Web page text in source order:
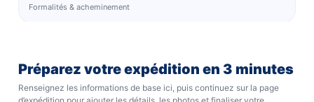
Formalités & acheminement
Préparez votre expédition en 3 minutes
Renseignez les informations de base ici, puis continuez sur la page